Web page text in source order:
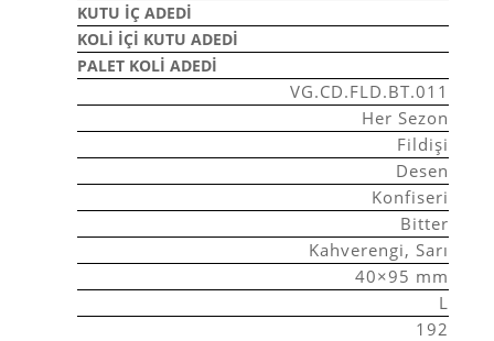
KUTU İÇ ADEDI
KOLI İÇI KUTU ADEDI
PALET KOLI ADEDI
VG.CD.FLD.BT.011
Her Sezon
Fildişi
Desen
Konfiseri
Bitter
Kahverengi, Sarı
40×95 mm
L
192